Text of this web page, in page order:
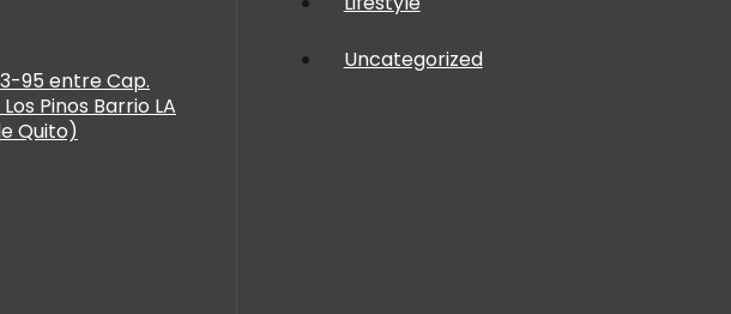
95 entre Cap.
Pinos Barrio LA
Quito)
Uncategorized